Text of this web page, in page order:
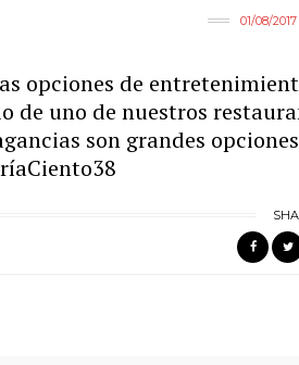
01/08/2017
opciones de
de uno de nuestros
son grandes